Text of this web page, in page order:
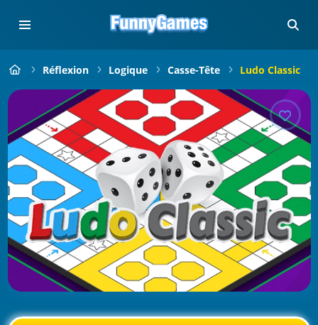
Réflexion Logique Casse-Tête Ludo Classic